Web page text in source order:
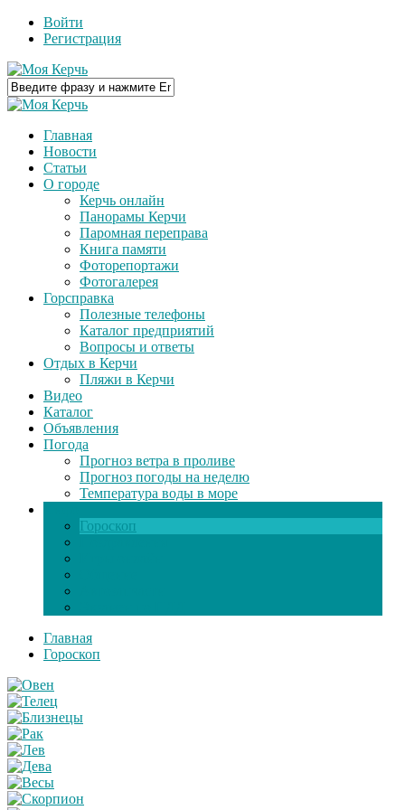
Войти
Регистрация
Главная
Новости
Статьи
О городе
Керчь онлайн
Панорамы Керчи
Паромная переправа
Книга памяти
Фоторепортажи
Фотогалерея
Горсправка
Полезные телефоны
Каталог предприятий
Вопросы и ответы
Отдых в Керчи
Пляжи в Керчи
Видео
Каталог
Объявления
Погода
Прогноз ветра в проливе
Прогноз погоды на неделю
Температура воды в море
Гороскоп
Главная
Гороскоп